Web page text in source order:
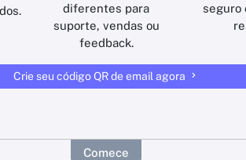
diferentes para
suporte, vendas ou
feedback.
seguro
Crie seu código QR de email agora
Comece